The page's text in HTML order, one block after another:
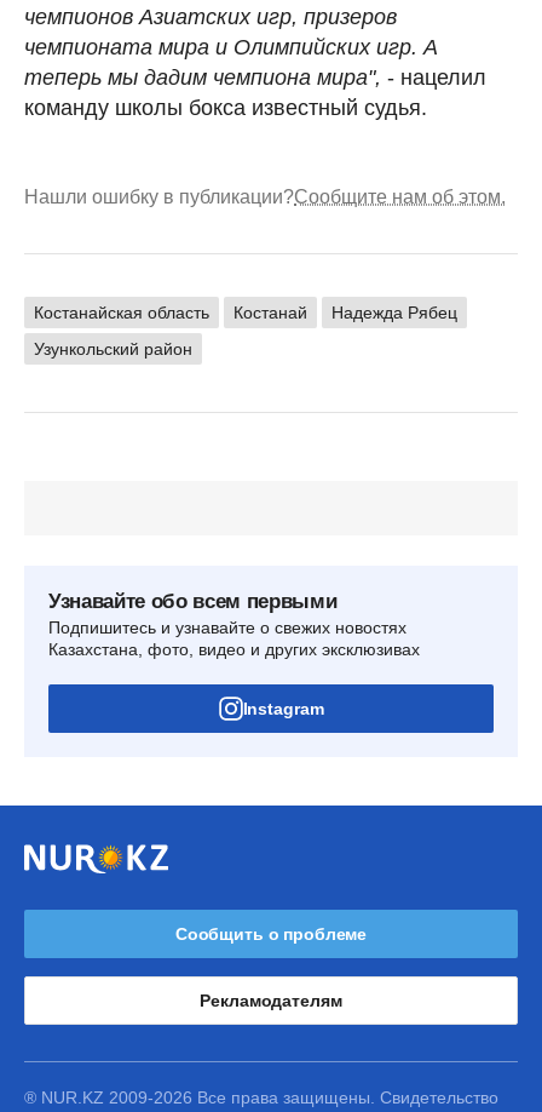
чемпионов Азиатских игр, призеров
чемпионата мира и Олимпийских игр. А
теперь мы дадим чемпиона мира", - нацелил
команду школы бокса известный судья.
Нашли ошибку в публикации?Сообщите нам об этом.
Костанайская область Костанай
Надежда Рябец
Узункольский район
Узнавайте обо всем первыми
Подпишитесь и узнавайте о свежих новостях
Казахстана, фото, видео и других эксклюзивах
Instagram
Сообщить о проблеме
Рекламодателям
® NUR.KZ 2009-2026 Все права защищены. Свидетельство